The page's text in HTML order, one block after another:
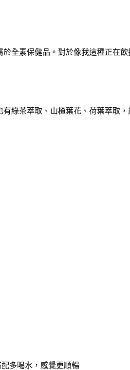
全素保健品。對於像我這種正在
綠茶萃取、山楂葉花、荷葉萃取
多喝水，感覺更順暢